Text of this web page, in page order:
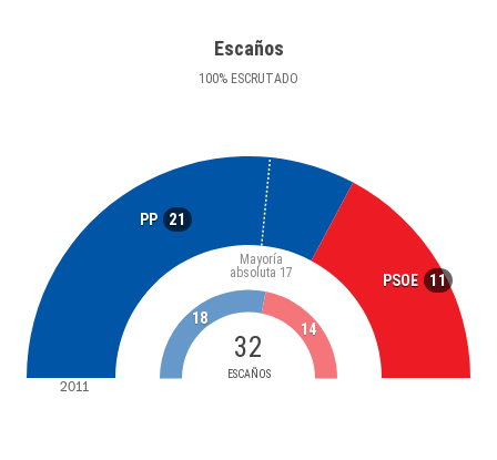
Escaños
100% ESCRUTADO
PP 21
PSOE 11
32
ESCAÑOS
Mayoría
absoluta 17
18
14
2011